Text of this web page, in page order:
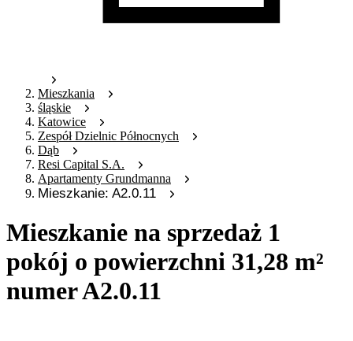
Mieszkania
śląskie
Katowice
Zespół Dzielnic Północnych
Dąb
Resi Capital S.A.
Apartamenty Grundmanna
Mieszkanie: A2.0.11
Mieszkanie na sprzedaż 1
pokój o powierzchni 31,28 m²
numer A2.0.11